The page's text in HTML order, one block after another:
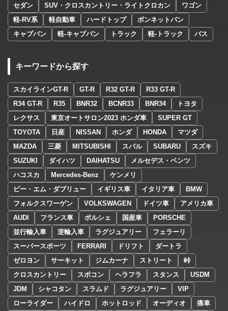
セダン SUV・クロスカントリー・ライトクロカン
ワゴン
軽-RV系
軽自動車 ハードトップ
ボンネットバン
キャブバン
軽-キャブバン トラック 軽-トラック バス
キーワードから探す
スカイラインGT-R GT-R R32 GT-R
R33 GT-R
R34 GT-R
R35 BNR32 BCNR33 BNR34
トヨタ
レクサス
東京オートサロン2023 ホンダ車
SUPER GT
TOYOTA
日産 NISSAN ホンダ HONDA
マツダ
MAZDA
三菱 MITSUBISHI スバル SUBARU
スズキ
SUZUKI
ダイハツ DAIHATSU
メルセデス・ベンツ
ハコスカ
Mercedes-Benz
ケンメリ
ビー・エム・ダブリュー
イギリス車 イタリア車
BMW
フォルクスワーゲン
VOLKSWAGEN ドイツ車
アメリカ車
AUDI
フランス車 ポルシェ 国産車
PORSCHE
並行輸入車
逆輸入車 ラグジュアリー
フェラーリ
スーパースポーツ
FERRARI ドリフト
ダートラ
ゼロヨン
サーキット ジムカーナ ストリート
峠
クロスカントリー
スポコン ヘラフラ スタンス
USDM
JDM
シャコタン スラムド ラグジュアリー
VIP
ローライダー
ハイドロ ホットロッド オーディオ
痛車